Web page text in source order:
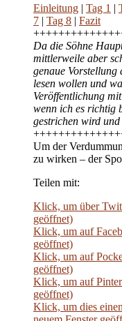
Einleitung | Tag 1 |
7 | Tag 8 | Fazit
Da die Söhne
mittlerweile aber
genaue Vorstellung
lesen wollen und
Veröffentlichung
wenn ich es richtig
gestrichen wird
Um der
zu wirken – der
Teilen mit:
Klick, um über
geöffnet)
Klick, um auf
geöffnet)
Klick, um auf
geöffnet)
Klick, um auf
geöffnet)
Klick, um dies